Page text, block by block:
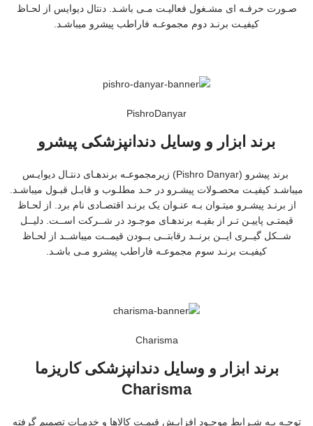
صـورت حرفـه ای مشـغول فعالیـت مـی باشـد. دنتال دیوایس از لحـاظ
کیفیـت برنـد دوم مجموعـه فاراطب پیشرو میباشـد.
PishroDanyar
برند ابزار و وسایل دندانپزشکی پیشرو
برند پیشرو (Pishro Danyar) زیرمجموعـه برندهـای دنتـال دیوایـس
میباشـد کیفیـت محصـولات پیشـرو در حـد مطلـوب و قابـل قبـول میباشـد.
از برنـد پیشـرو میتـوان بـه عنـوان یک برنـد اقتصـادی نام برد. از لحـاظ
قیمتـی پاییـن تـر از بقیـه برندهـای موجـود در شــرکت اســت. دلیــل
شــکل گیــری ایــن برنــد رقابتــی بــودن قیمــت میباشــد از لحـاظ
کیفیـت برنـد سوم مجموعـه فاراطب پیشرو مـی باشـد.
Charisma
برند ابزار و وسایل دندانپزشکی کاریزما
Charisma
توجـه بـه شـرایط موجـود افزایـش قیمـت کالاها و خدمـات تصمیم گرفته